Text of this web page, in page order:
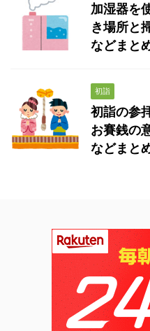
加湿器を
き場所と
などまと
初詣
初詣の参
お賽銭の
などまと